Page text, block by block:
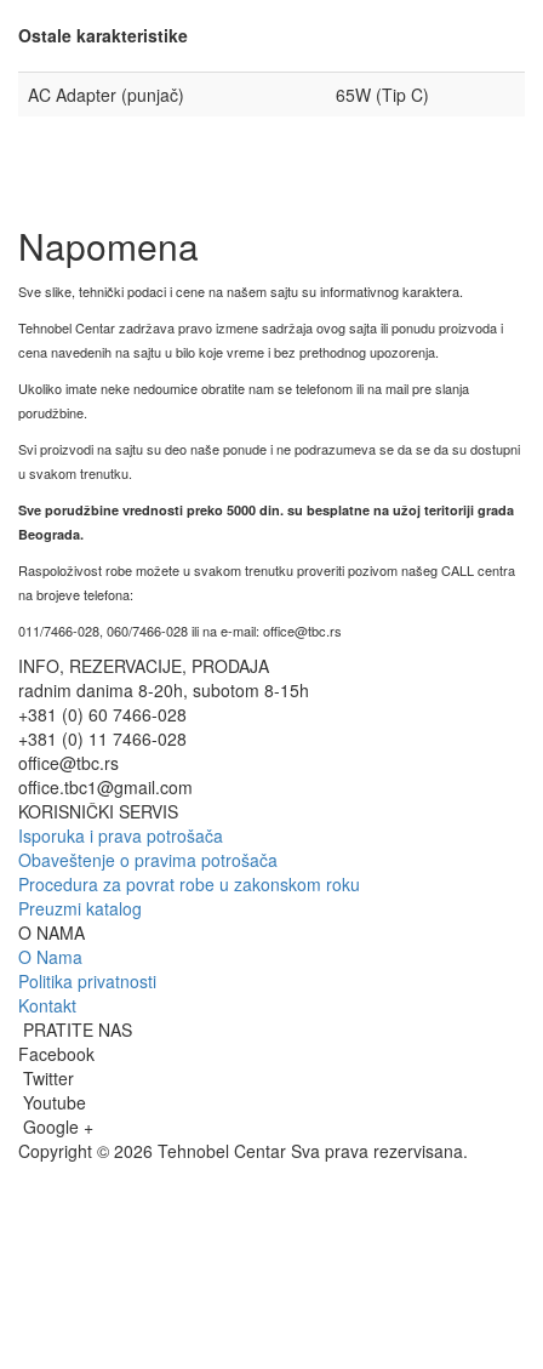
Ostale karakteristike
AC Adapter (punjač) 65W (Tip C)
Napomena
Sve slike, tehnički podaci i cene na našem sajtu su informativnog karaktera.
Tehnobel Centar zadržava pravo izmene sadržaja ovog sajta ili ponudu proizvoda i
cena navedenih na sajtu u bilo koje vreme i bez prethodnog upozorenja.
Ukoliko imate neke nedoumice obratite nam se telefonom ili na mail pre slanja
porudžbine.
Svi proizvodi na sajtu su deo naše ponude i ne podrazumeva se da se da su dostupni
u svakom trenutku.
Sve porudžbine vrednosti preko 5000 din. su besplatne na užoj teritoriji grada
Beograda.
Raspoloživost robe možete u svakom trenutku proveriti pozivom našeg CALL centra
na brojeve telefona:
011/7466-028, 060/7466-028 ili na e-mail: office@tbc.rs
INFO, REZERVACIJE, PRODAJA
radnim danima 8-20h, subotom 8-15h
+381 (0) 60 7466-028
+381 (0) 11 7466-028
office@tbc.rs
office.tbc1@gmail.com
KORISNIČKI SERVIS
Isporuka i prava potrošača
Obaveštenje o pravima potrošača
Procedura za povrat robe u zakonskom roku
Preuzmi katalog
O NAMA
O Nama
Politika privatnosti
Kontakt
PRATITE NAS
Facebook
Twitter
Youtube
Google +
Copyright © 2026 Tehnobel Centar Sva prava rezervisana.